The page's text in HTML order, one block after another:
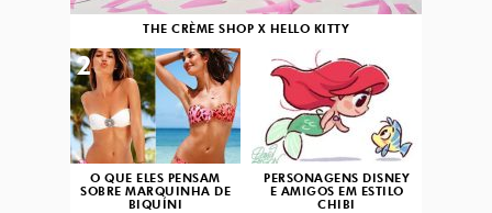
THE CRÈME SHOP X HELLO KITTY
O QUE ELES PENSAM
SOBRE MARQUINHA DE
BIQUÍNI
2
PERSONAGENS DISNEY
E AMIGOS EM ESTILO
CHIBI
3